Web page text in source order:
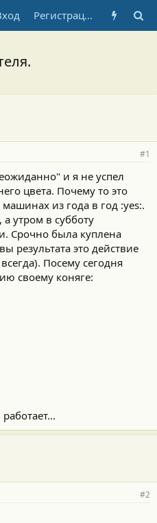
Регистрация
#1
и я не успел
цвета. Почему то это
из года в год :yes:.
утром в субботу
Срочно была куплена
результата это действие
Посему сегодня
своему коняге:
#2